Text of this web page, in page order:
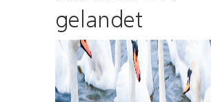
gelandet